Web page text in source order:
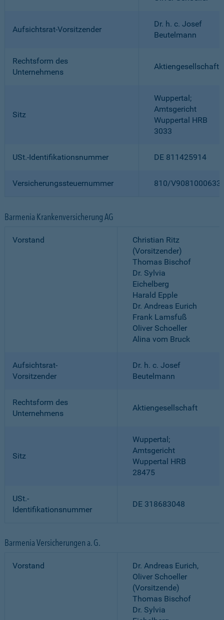
Aufsichtsrat-Vorsitzender
Dr. h. c. Josef
Beutelmann
Rechtsform des
Unternehmens
Aktiengesellschaft
Sitz
Wuppertal;
Amtsgericht
Wuppertal HRB
3033
USt.-Identifikationsnummer DE 811425914
Versicherungssteuernummer 810/
Barmenia Krankenversicherung AG
Vorstand
Christian Ritz
(Vorsitzender)
Thomas Bischof
Dr. Sylvia
Eichelberg
Harald Epple
Dr. Andreas Eurich
Frank Lamsfuß
Oliver Schoeller
Alina vom Bruck
Aufsichtsrat-
Vorsitzender
Dr. h. c. Josef
Beutelmann
Rechtsform des
Unternehmens
Aktiengesellschaft
Sitz
Wuppertal;
Amtsgericht
Wuppertal HRB
28475
USt.-
Identifikationsnummer
DE 318683048
Barmenia Versicherungen a. G.
Vorstand
Dr. Andreas Eurich,
Oliver Schoeller
(Vorsitzende)
Thomas Bischof
Dr. Sylvia